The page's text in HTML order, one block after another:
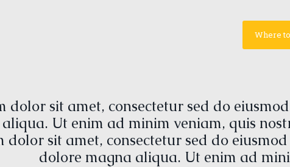
Where
dolor sit amet, consectetur sed do
Ut enim ad minim veniam, quis
dolor sit amet, consectetur sed do
dolore magna aliqua. Ut enim ad